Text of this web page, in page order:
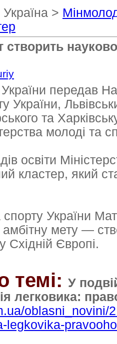
Україна >
України передав
України,
та
молоді та
освіти
кластер, який
спорту України
амбітну мету —
Східній Європі.
темі: У
легковика:
oblasni_novini/
legkovika-